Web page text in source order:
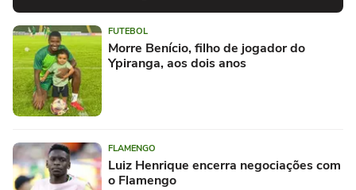
FUTEBOL
Morre Benício, filho de jogador do
Ypiranga, aos dois anos
FLAMENGO
Luiz Henrique encerra negociações com
o Flamengo